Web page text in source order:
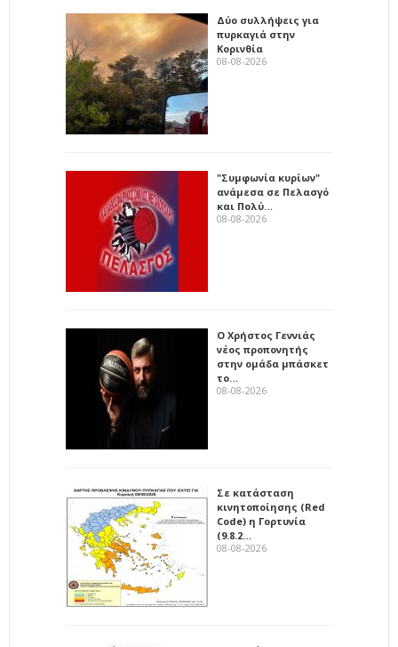
Δύο συλλήψεις για
πυρκαγιά στην
Κορινθία
08-08-2026
"Συμφωνία κυρίων"
ανάμεσα σε Πελασγό
και Πολύ…
08-08-2026
Ο Χρήστος Γεννιάς
νέος προπονητής
στην ομάδα μπάσκετ
το…
08-08-2026
Σε κατάσταση
κινητοποίησης (Red
Code) η Γορτυνία
(9.8.2…
08-08-2026